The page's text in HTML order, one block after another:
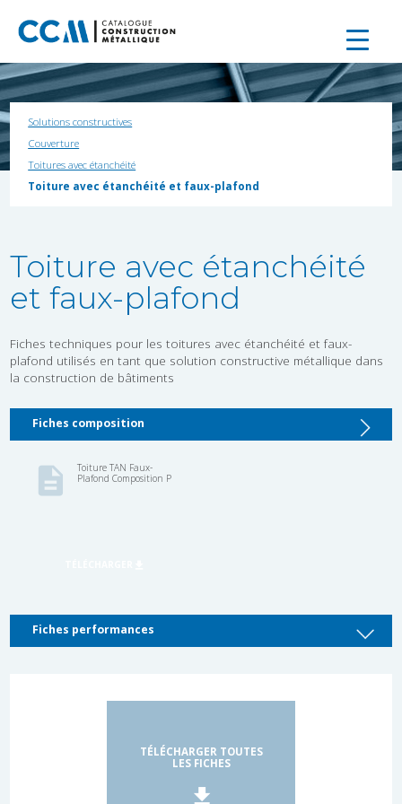
Solutions constructives
Couverture
Toitures avec étanchéité
Toiture avec étanchéité et faux-plafond
Toiture avec étanchéité
et faux-plafond
Fiches techniques pour les toitures avec étanchéité et faux-
plafond utilisés en tant que solution constructive métallique dans
la construction de bâtiments
Fiches composition
Fiches performances
TÉLÉCHARGER TOUTES
LES FICHES